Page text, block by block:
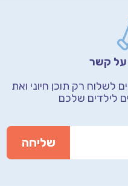
על קשר
לשלוח רק תוכן חיוני ואת
לילדים שלכם